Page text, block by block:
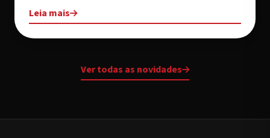
Leia mais
Ver todas as novidades